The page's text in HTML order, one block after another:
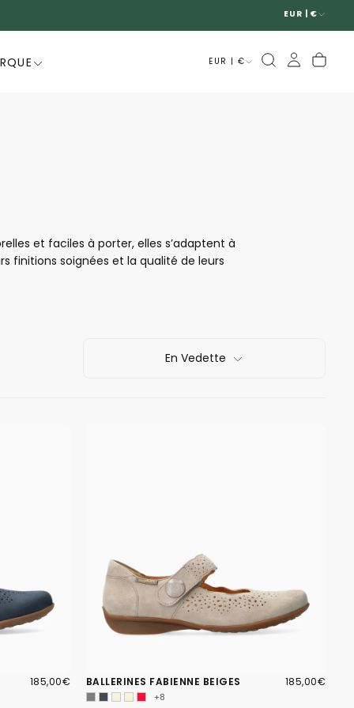
EUR | €
EUR | €
et faciles à porter, elles s’adaptent à
finitions soignées et la qualité de leurs
sont idéales pour accompagner vos
En Vedette
185,00€
PRIX
185,00€ BALLERINES FABIENNE BEIGES 185,00€
PRIX
185,00€
+8